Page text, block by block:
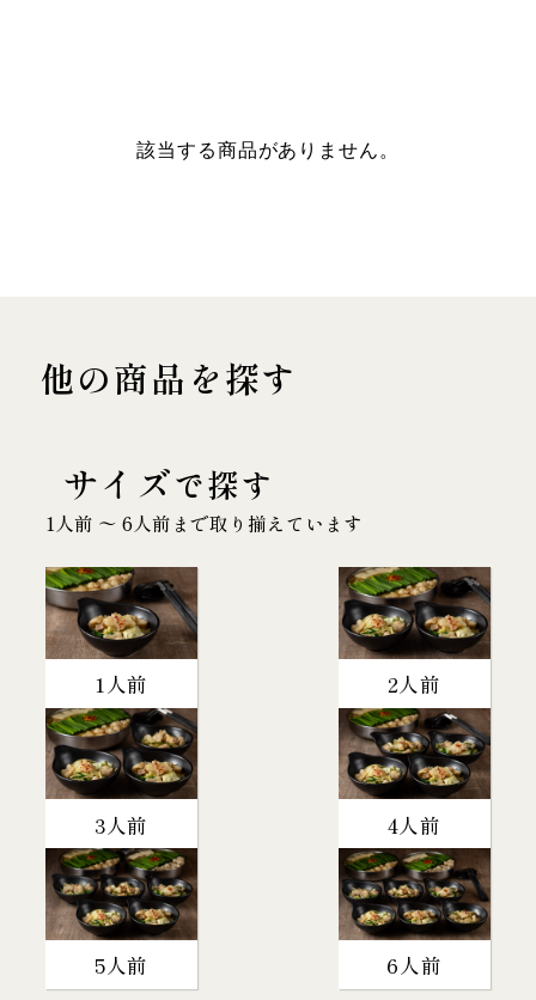
該当する商品がありません。
他の商品を探す
サイズで探す
1人前 〜 6人前まで取り揃えています
1人前 2人前
3人前 4人前
5人前 6人前